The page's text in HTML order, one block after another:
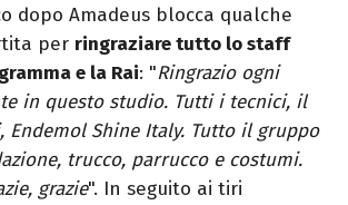
dopo Amadeus blocca qualche
per ringraziare tutto lo staff
e la Rai: "Ringrazio ogni
in questo studio. Tutti i tecnici, il
Endemol Shine Italy. Tutto il gruppo
trucco, parrucco e costumi.
grazie". In seguito ai tiri